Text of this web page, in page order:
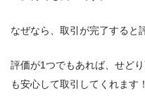
なぜなら、取引が完了すると
評価が1つでもあれば、せど
も安心して取引してくれます！